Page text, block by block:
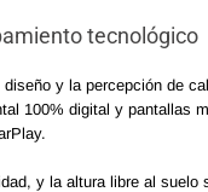
tecnológico
y la percepción de
100% digital y pantallas
y la altura libre al